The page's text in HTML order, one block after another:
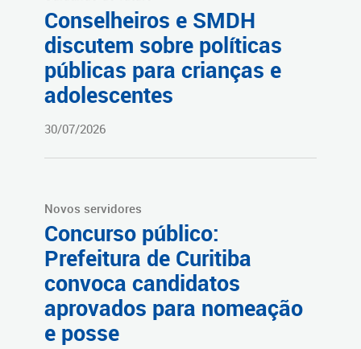
Conselheiros e SMDH
discutem sobre políticas
públicas para crianças e
adolescentes
30/07/2026
Novos servidores
Concurso público:
Prefeitura de Curitiba
convoca candidatos
aprovados para nomeação
e posse